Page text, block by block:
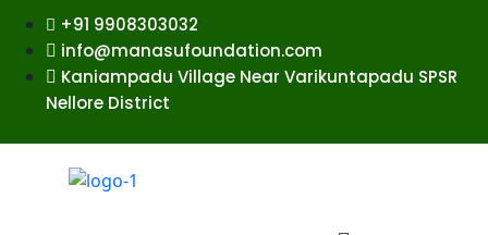
+91 9908303032
info@manasufoundation.com
Kaniampadu Village Near Varikuntapadu SPSR
Nellore District